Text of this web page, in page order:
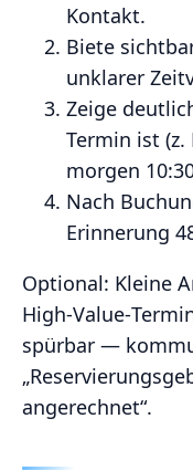
Kontakt.
Biete
unklarer
Zeige
Termin ist (z.
morgen
Nach
Erinnerung
Optional: Kleine
spürbar —
angerechnet“.